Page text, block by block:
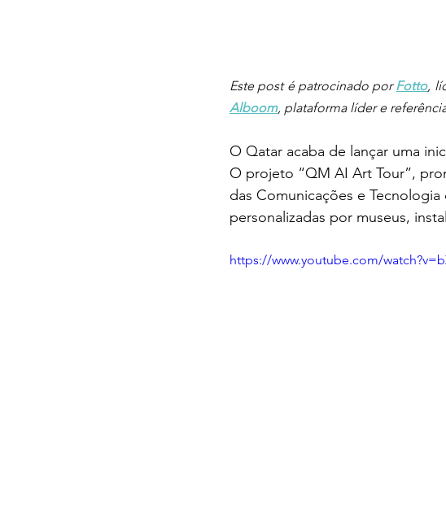
Este post é patrocinado por Fotto
Alboom, plataforma líder e
O Qatar acaba de lançar uma
O projeto “QM AI Art Tour”,
das Comunicações e
personalizadas por museus,
https://www.youtube.com/